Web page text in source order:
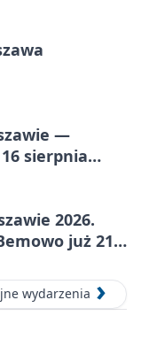
—
sierpnia
2026.
już 21
wydarzenia